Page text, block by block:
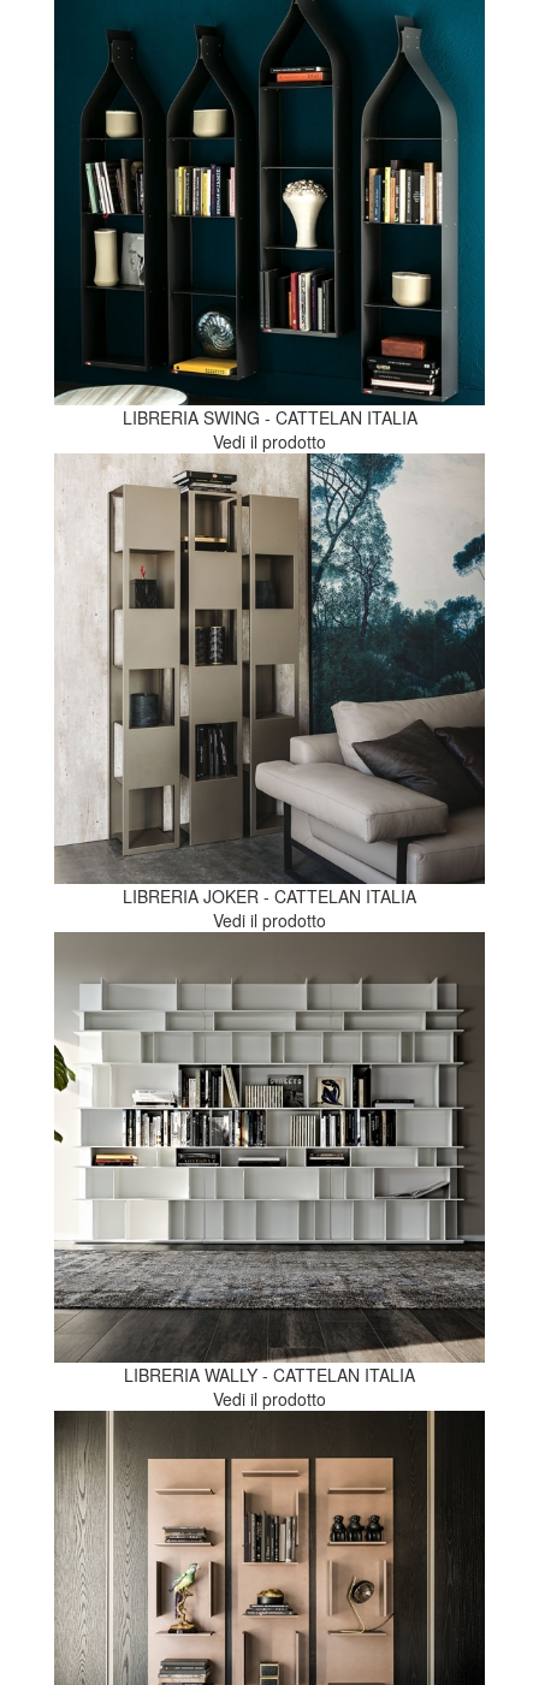
LIBRERIA SWING - CATTELAN ITALIA
Vedi il prodotto
LIBRERIA JOKER - CATTELAN ITALIA
Vedi il prodotto
LIBRERIA WALLY - CATTELAN ITALIA
Vedi il prodotto